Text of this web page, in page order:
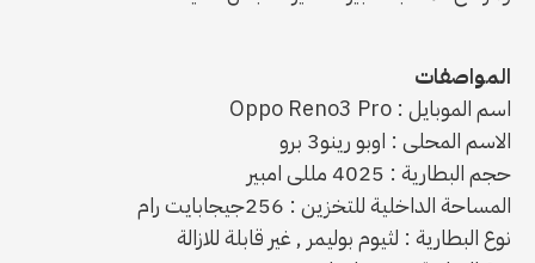
المواصفات
اسم الموبايل : Oppo Reno3 Pro
الاسم المحلى : اوبو رينو3 برو
حجم البطارية : 4025 مللى امبير
المساحة الداخلية للتخزين : 256جيجابايت رام
نوع البطارية : لثيوم بوليمر , غير قابلة للازالة